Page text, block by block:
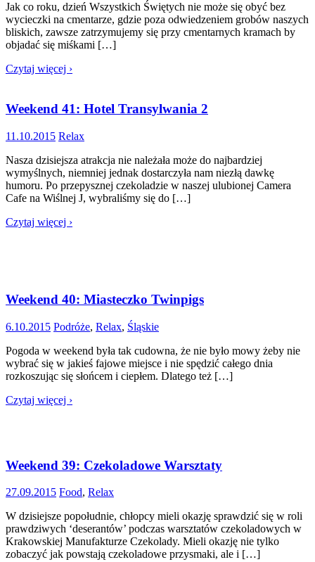
Jak co roku, dzień Wszystkich Świętych nie może się obyć bez
wycieczki na cmentarze, gdzie poza odwiedzeniem grobów naszych
bliskich, zawsze zatrzymujemy się przy cmentarnych kramach by
objadać się miśkami […]
Czytaj więcej ›
Weekend 41: Hotel Transylwania 2
11.10.2015 Relax
Nasza dzisiejsza atrakcja nie należała może do najbardziej
wymyślnych, niemniej jednak dostarczyła nam niezłą dawkę
humoru. Po przepysznej czekoladzie w naszej ulubionej Camera
Cafe na Wiślnej J, wybraliśmy się do […]
Czytaj więcej ›
Weekend 40: Miasteczko Twinpigs
6.10.2015 Podróże, Relax, Śląskie
Pogoda w weekend była tak cudowna, że nie było mowy żeby nie
wybrać się w jakieś fajowe miejsce i nie spędzić całego dnia
rozkoszując się słońcem i ciepłem. Dlatego też […]
Czytaj więcej ›
Weekend 39: Czekoladowe Warsztaty
27.09.2015 Food, Relax
W dzisiejsze popołudnie, chłopcy mieli okazję sprawdzić się w roli
prawdziwych ‘deserantów’ podczas warsztatów czekoladowych w
Krakowskiej Manufakturze Czekolady. Mieli okazję nie tylko
zobaczyć jak powstają czekoladowe przysmaki, ale i […]